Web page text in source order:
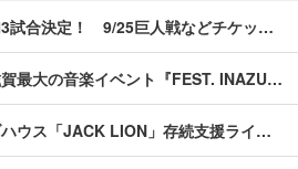
3試合決定！ 9/25巨人戦などチケッ…
最大の音楽イベント『FEST. INAZU…
ウス「JACK LION」存続支援ライ…